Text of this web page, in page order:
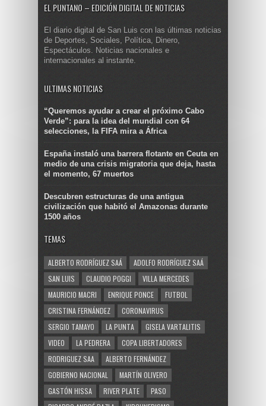
EL PUNTANO – EDICIÓN DIGITAL DE NOTICIAS
El diario digital de San Luis con las últimas noticias
de Deportes, Sociales, Política, Dinero,
Espectáculos. Noticias nacionales e
internacionales al instante.
ULTIMAS NOTICIAS
“Queremos ayudar a crear el próximo Cabo
Verde”: para la idea del mundial con 64
selecciones, la FIFA mira a África
España instaló una barrera flotante en Ceuta en
medio de una crisis migratoria que deja, hasta
el momento, 67 muertos
Descubren estructuras de una antigua
civilización que habitó el Amazonas durante
1500 años
TEMAS
ALBERTO RODRÍGUEZ SAÁ
ADOLFO RODRÍGUEZ SAÁ
SAN LUIS
CLAUDIO POGGI
VILLA MERCEDES
MAURICIO MACRI
ENRIQUE PONCE
FUTBOL
CRISTINA FERNÁNDEZ
CORONAVIRUS
SERGIO TAMAYO
LA PUNTA
GISELA VARTALITIS
VIDEO
LA PEDRERA
COPA LIBERTADORES
RODRIGUEZ SAA
ALBERTO FERNÁNDEZ
GOBIERNO NACIONAL
MARTÍN OLIVERO
GASTÓN HISSA
RIVER PLATE
PASO